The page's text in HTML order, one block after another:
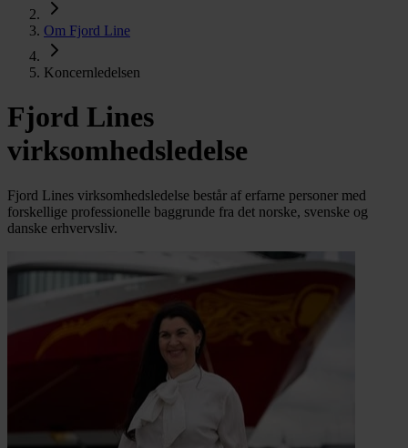
Om Fjord Line
Koncernledelsen
Fjord Lines
virksomhedsledelse
Fjord Lines virksomhedsledelse består af erfarne personer med
forskellige professionelle baggrunde fra det norske, svenske og
danske erhvervsliv.